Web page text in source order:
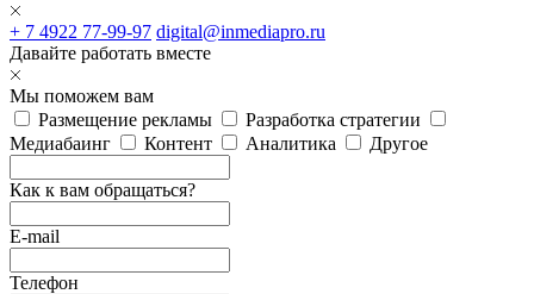
+ 7 4922 77-99-97 digital@inmediapro.ru
Давайте работать вместе
Мы поможем вам
Размещение рекламы
Разработка стратегии
Медиабаинг
Контент Аналитика Другое
Как к вам обращаться?
E-mail
Телефон